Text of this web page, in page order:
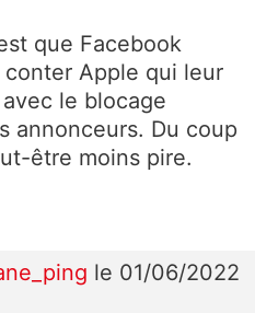
que Facebook
conter Apple qui leur
le blocage
annonceurs. Du coup
être moins pire.
le 01/06/2022